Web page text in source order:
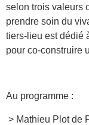
selon trois valeurs
prendre soin du
tiers-lieu est dédié
pour co-construire
Au programme :
> Mathieu Plot de